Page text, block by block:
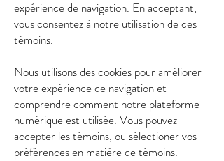
expérience de navigation. En acceptant,
vous consentez à notre utilisation de ces
témoins.
Nous utilisons des cookies pour améliorer
votre expérience de navigation et
comprendre comment notre plateforme
numérique est utilisée. Vous pouvez
accepter les témoins, ou sélectioner vos
préférences en matière de témoins.